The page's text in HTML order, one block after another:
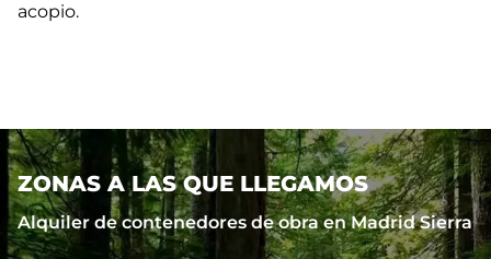
acopio.
ZONAS A LAS QUE LLEGAMOS
Alquiler de contenedores de obra en Madrid Sierra